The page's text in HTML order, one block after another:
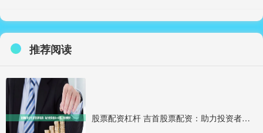
推荐阅读
股票配资杠杆 吉首股票配资：助力投资者放大收益，稳健理财